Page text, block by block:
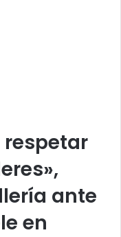
respetar
ante
en